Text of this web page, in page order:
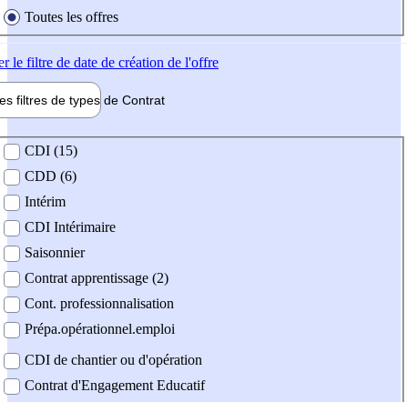
Toutes les offres
le filtre de date de création de l'offre
filtres de types de Contrat
contrat
CDI (15)
CDD (6)
Intérim
CDI Intérimaire
Saisonnier
Contrat apprentissage (2)
Cont. professionnalisation
Prépa.opérationnel.emploi
CDI de chantier ou d'opération
Contrat d'Engagement Educatif